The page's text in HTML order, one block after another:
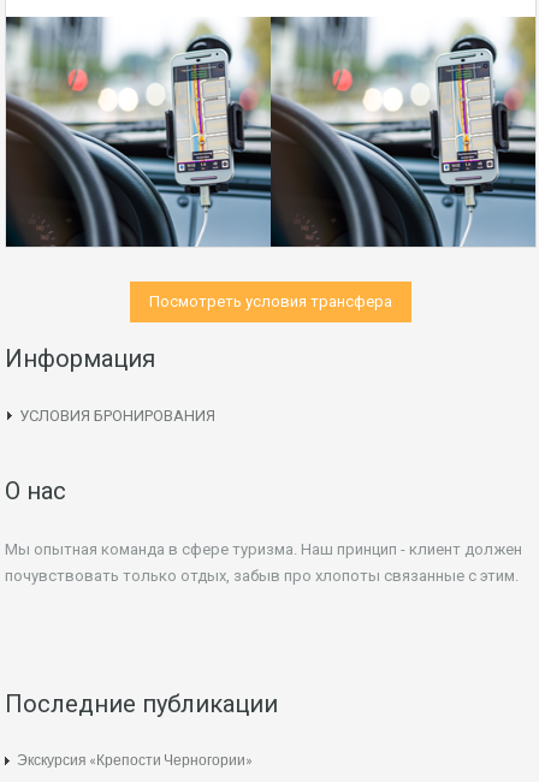
Посмотреть условия трансфера
Информация
УСЛОВИЯ БРОНИРОВАНИЯ
О нас
Мы опытная команда в сфере туризма. Наш принцип - клиент должен
почувствовать только отдых, забыв про хлопоты связанные с этим.
Последние публикации
Экскурсия «Крепости Черногории»